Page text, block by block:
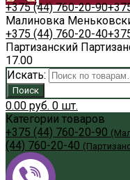
+375 (44) 760-20-90
Малиновка
+375 (44) 760-20-40
Партизанский
17.00
Искать:
Поиск
0.00 руб. 0 шт.
Категории товаров
+375 (44) 760-20-90
(44) 760-20-40